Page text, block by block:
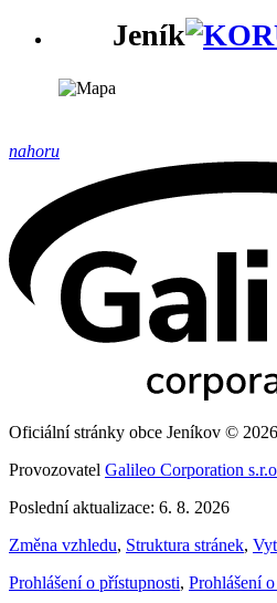
Jeník
nahoru
Oficiální stránky obce Jeníkov © 2026
Provozovatel Galileo Corporation
Poslední aktualizace: 6. 8. 2026
Změna vzhledu, Struktura stránek,
Prohlášení o přístupnosti, Prohlášení